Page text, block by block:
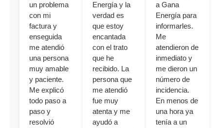
un problema
con mi
factura y
enseguida
me atendió
una persona
muy amable
y paciente.
Me explicó
todo paso a
paso y
resolvió
Energía y la
verdad es
que estoy
encantada
con el trato
que he
recibido. La
persona que
me atendió
fue muy
atenta y me
ayudó a
a Gana
Energía para
informarles.
Me
atendieron de
inmediato y
me dieron un
número de
incidencia.
En menos de
una hora ya
tenía a un